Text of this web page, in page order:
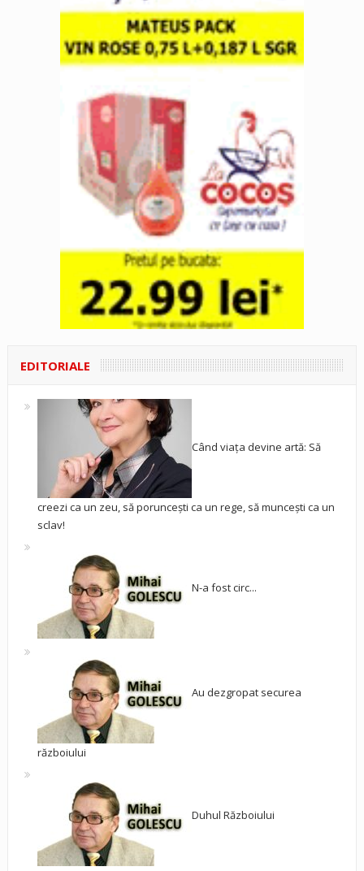
EDITORIALE
Când viața devine artă: Să
creezi ca un zeu, să poruncești ca un rege, să muncești ca un
sclav!
N-a fost circ...
Au dezgropat securea
războiului
Duhul Războiului